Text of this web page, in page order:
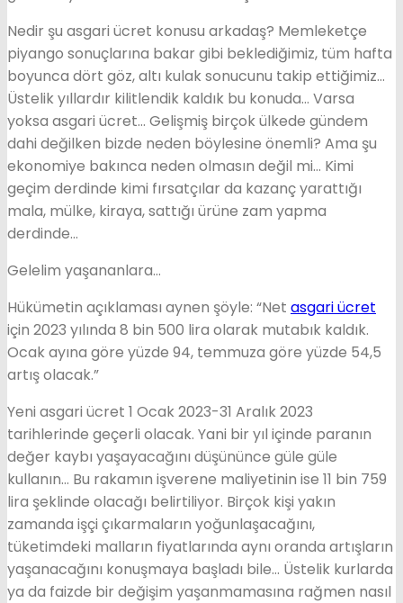
Nedir şu asgari ücret konusu arkadaş? Memleketçe
piyango sonuçlarına bakar gibi beklediğimiz, tüm hafta
boyunca dört göz, altı kulak sonucunu takip ettiğimiz…
Üstelik yıllardır kilitlendik kaldık bu konuda… Varsa
yoksa asgari ücret… Gelişmiş birçok ülkede gündem
dahi değilken bizde neden böylesine önemli? Ama şu
ekonomiye bakınca neden olmasın değil mi… Kimi
geçim derdinde kimi fırsatçılar da kazanç yarattığı
mala, mülke, kiraya, sattığı ürüne zam yapma
derdinde…
Gelelim yaşananlara…
Hükümetin açıklaması aynen şöyle: “Net asgari ücret
için 2023 yılında 8 bin 500 lira olarak mutabık kaldık.
Ocak ayına göre yüzde 94, temmuza göre yüzde 54,5
artış olacak.”
Yeni asgari ücret 1 Ocak 2023-31 Aralık 2023
tarihlerinde geçerli olacak. Yani bir yıl içinde paranın
değer kaybı yaşayacağını düşününce güle güle
kullanın… Bu rakamın işverene maliyetinin ise 11 bin 759
lira şeklinde olacağı belirtiliyor. Birçok kişi yakın
zamanda işçi çıkarmaların yoğunlaşacağını,
tüketimdeki malların fiyatlarında aynı oranda artışların
yaşanacağını konuşmaya başladı bile… Üstelik kurlarda
ya da faizde bir değişim yaşanmamasına rağmen nasıl